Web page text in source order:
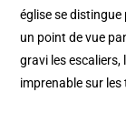
église se
un point de vue
gravi les
imprenable sur les